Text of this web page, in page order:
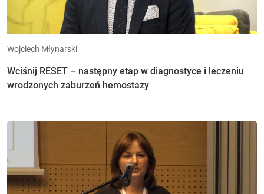
Wojciech Młynarski
Wciśnij RESET – następny etap w diagnostyce i leczeniu
wrodzonych zaburzeń hemostazy